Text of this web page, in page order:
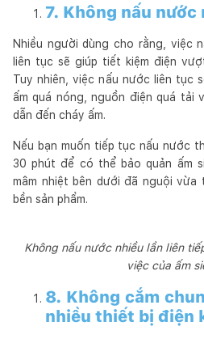
7. Không nấu
Nhiều người dùng cho rằng, việc
liên tục sẽ giúp tiết kiệm điện
Tuy nhiên, việc nấu nước liên tục
ấm quá nóng, nguồn điện quá tải
dẫn đến cháy ấm.
Nếu bạn muốn tiếp tục nấu nước
30 phút để có thể bảo quản ấm
mâm nhiệt bên dưới đã nguội
bền sản phẩm.
Không nấu nước nhiều lần liên
việc của ấm
8. Không cắm
nhiều thiết bị điện